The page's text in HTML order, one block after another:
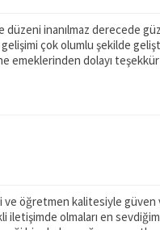
düzeni inanılmaz derecede
çok olumlu şekilde
emeklerinden dolayı
ve öğretmen kalitesiyle
iletişimde olmaları en